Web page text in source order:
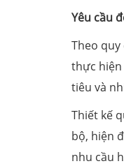
Yêu cầu
Theo
thực hiện
tiêu và
Thiết kế
bộ, hiện
nhu cầu